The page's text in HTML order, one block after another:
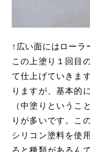
↑広い面にはローラ
この上塗り１回目
て仕上げていきま
りますが、基本的
（中塗りという
りが多いです。こ
シリコン塗料を使